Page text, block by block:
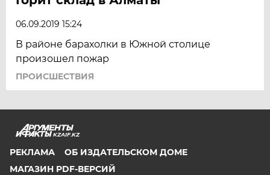
06.09.2019 15:24
В районе барахолки в Южной столице
произошел пожар
ПРОИСШЕСТВИЯ
KZAIF.KZ
РЕКЛАМА
ОБ ИЗДАТЕЛЬСКОМ ДОМЕ
МАГАЗИН PDF-ВЕРСИЙ